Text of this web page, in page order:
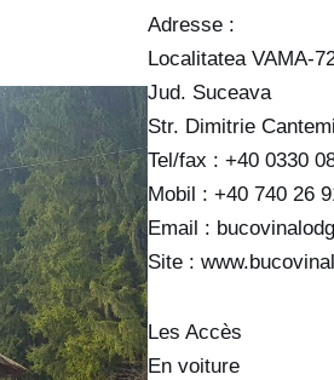
Adresse :
Localitatea VAMA-
Jud. Suceava
Str. Dimitrie
Tel/fax : +40 0330
Mobil : +40 740 26
Email :
Site :
Les Accès
En voiture